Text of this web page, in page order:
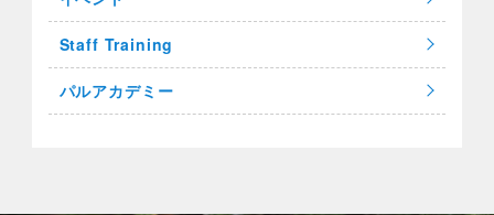
Staff Training
パルアカデミー